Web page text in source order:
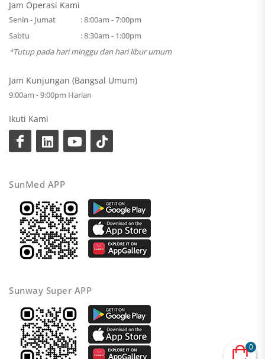
Jam Operasi Kami
Senin - Jumat
: 8:00am - 7:00pm
Sabtu
: 8:30am - 1:00pm
*Tutup pada hari minggu dan hari libur umum
Jam Kunjungan (Bangsal Umum)
9:00am - 9:00pm Harian
Ikuti Kami
SunMed APP
Sunway Super APP
0